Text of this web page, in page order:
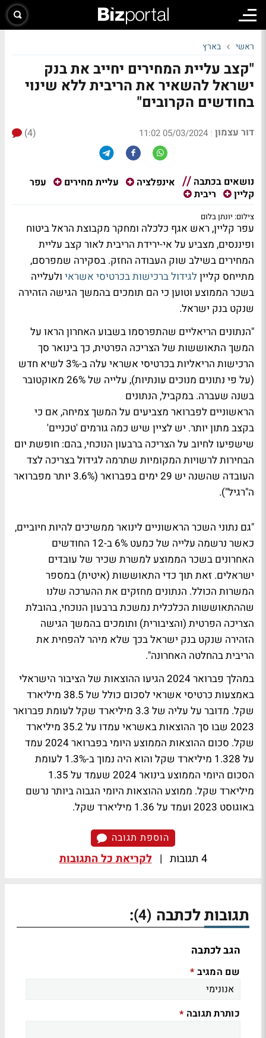
ראשי בארץ
"קצב עליית המחירים יחייב את בנק
ישראל להשאיר את הריבית ללא שינוי
בחודשים הקרובים"
דור עצמון |
05/03/2024 11:02
(4)
נושאים בכתבה אינפלציה עליית מחירים
עפר
קליין
ריבית
צילום: יונתן בלום
עפר קליין, ראש אגף כלכלה ומחקר מקבוצת הראל ביטוח
ופיננסים, מצביע על אי-ירידת הריבית לאור קצב עליית
המחירים בשילב שוק העבודה החזק. בסקירה שמפרסם,
מתייחס קליין לגידול ברכישות בכרטיסי אשראי ולעלייה
בשכר הממוצע וטוען כי הם תומכים בהמשך הגישה הזהירה
שנקט בנק ישראל.
"הנתונים הריאליים שהתפרסמו בשבוע האחרון הראו על
המשך התאוששות של הצריכה הפרטית, כך בינואר סך
הרכישות הריאליות בכרטיסי אשראי עלה ב-3% לשיא חדש
(על פי נתונים מנוכים עונתיות), עלייה של 26% מאוקטובר
בשנה שעברה. במקביל, הנתונים
הראשוניים לפברואר מצביעים על המשך צמיחה, אם כי
בקצב מתון יותר. יש לציין שיש כמה גורמים 'טכניים'
שישפיעו לחיוב על הצריכה ברבעון הנוכחי, בהם: חופשת יום
הבחירות לרשויות המקומיות שתרמה לגידול בצריכה לצד
העובדה שהשנה יש 29 ימים בפברואר (3.6% יותר מפברואר
ה"רגיל").
"גם נתוני השכר הראשוניים לינואר ממשיכים להיות חיוביים,
כאשר נרשמה עלייה של כמעט 6% ב-12 החודשים
האחרונים בשכר הממוצע למשרת שכיר של עובדים
ישראלים. זאת תוך כדי התאוששות (איטית) במספר
המשרות הכולל. הנתונים מחזקים את ההערכה שלנו
שההתאוששות הכלכלית נמשכת ברבעון הנוכחי, בהובלת
הצריכה הפרטית (והציבורית) ותומכים בהמשך הגישה
הזהירה שנקט בנק ישראל בכך שלא מיהר להפחית את
הריבית בהחלטה האחרונה".
במהלך פברואר 2024 הגיעו ההוצאות של הציבור הישראלי
באמצעות כרטיסי אשראי לסכום כולל של 38.5 מיליארד
שקל. מדובר על עליה של 3.3 מיליארד שקל לעומת פברואר
2023 שבו סך ההוצאות באשראי עמדו על 35.2 מיליארד
שקל. סכום ההוצאות הממוצע היומי בפברואר 2024 עמד
על 1.328 מיליארד שקל והוא היה נמוך ב-1.3% לעומת
הסכום היומי הממוצע בינואר 2024 שעמד על 1.35
מיליארד שקל. ממוצע ההוצאות היומי הגבוה ביותר נרשם
באוגוסט 2023 ועמד על 1.36 מיליארד שקל.
הוספת תגובה
4 תגובות | לקריאת כל התגובות
תגובות לכתבה (4)
:
הגב לכתבה
שם המגיב *
כותרת תגובה *